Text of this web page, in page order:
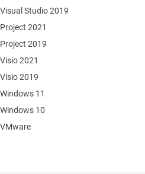
Visual Studio 2019
Project 2021
Project 2019
Visio 2021
Visio 2019
Windows 11
Windows 10
VMware